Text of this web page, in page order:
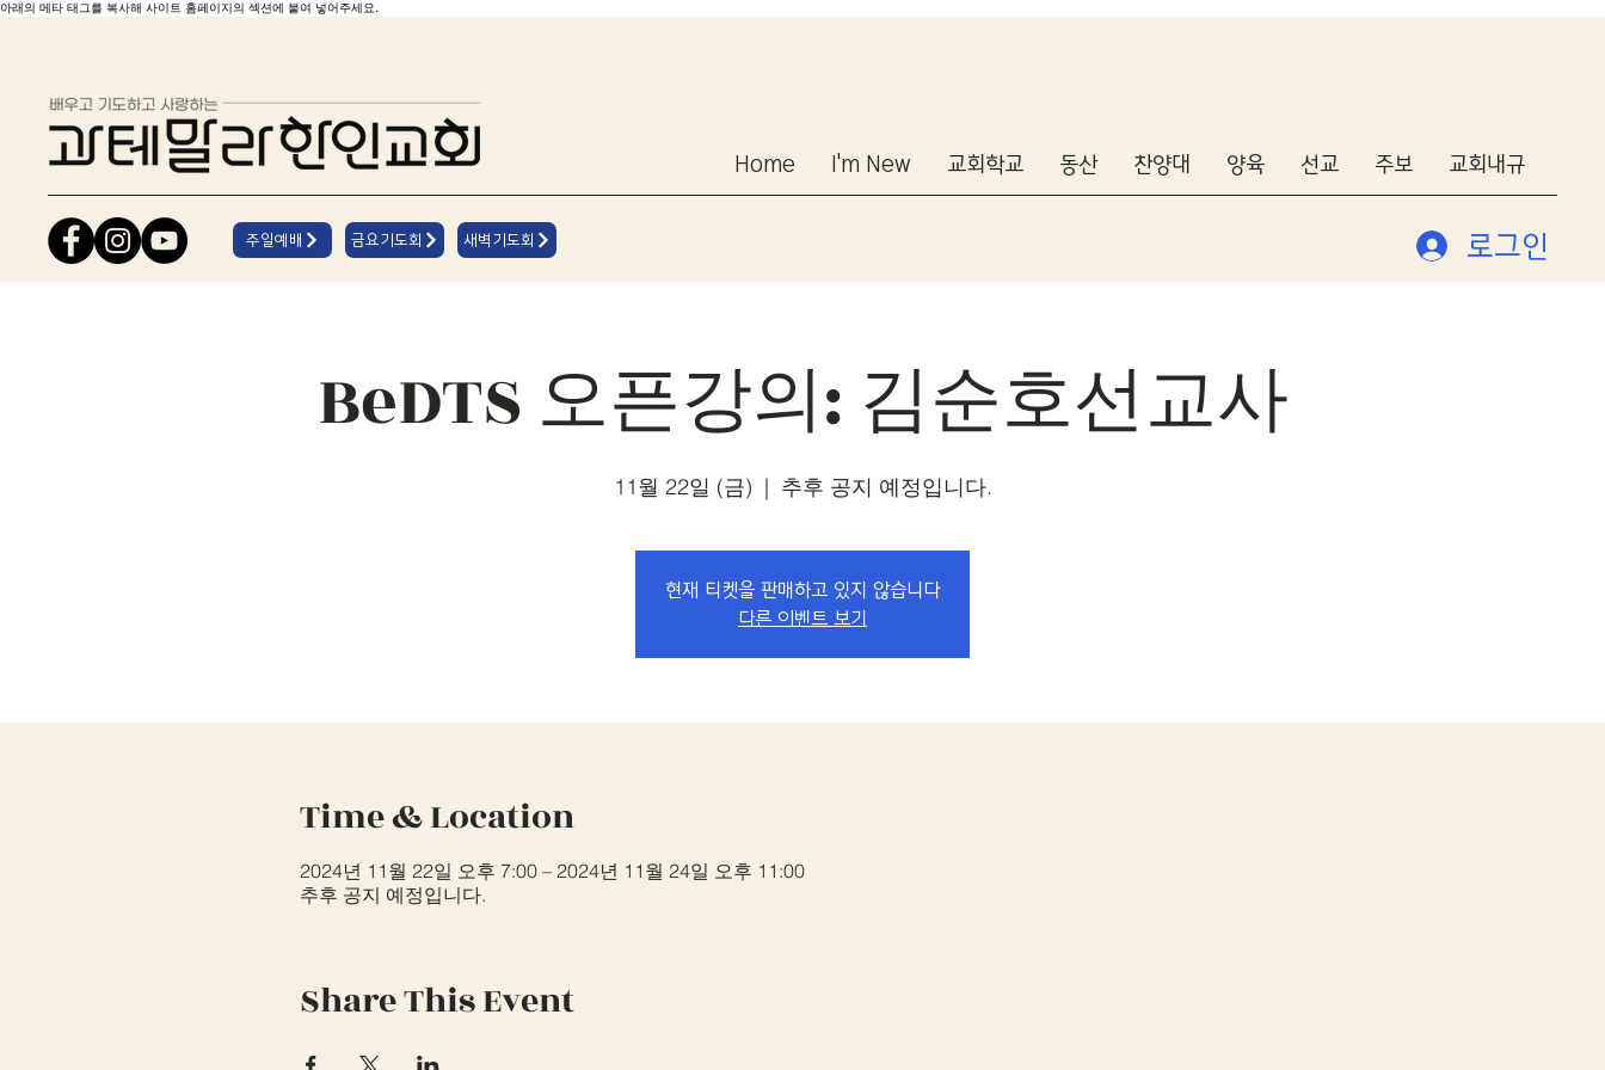
아래의 메타 태그를 복사해 사이트 홈페이지의 섹션에 붙여 넣어주세요.
Home I'm New 교회학교 동산 찬양대 양육 선교 주보 교회내규
주일예배 금요기도회 새벽기도회 로그인
BeDTS 오픈강의: 김순호선교사
11월 22일 (금)
  |
추후 공지 예정입니다.
현재 티켓을 판매하고 있지 않습니다
다른 이벤트 보기
Time & Location
2024년 11월 22일 오후 7:00 – 2024년 11월 24일 오후 11:00
추후 공지 예정입니다.
Share This Event